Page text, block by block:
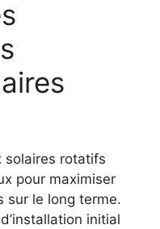
solaires rotatifs
pour maximiser
sur le long terme.
initial